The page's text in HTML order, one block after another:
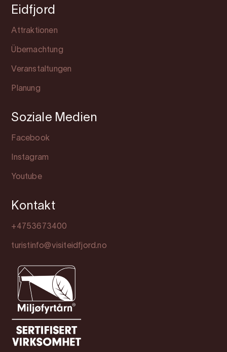
Eidfjord
Attraktionen
Übernachtung
Veranstaltungen
Planung
Soziale Medien
Facebook
Instagram
Youtube
Kontakt
+4753673400
turistinfo@visiteidfjord.no